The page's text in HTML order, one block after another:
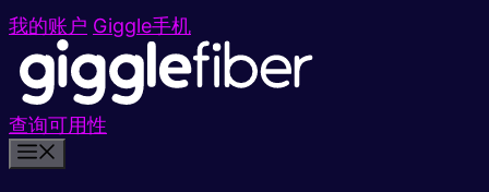
我的账户 Giggle手机
查询可用性